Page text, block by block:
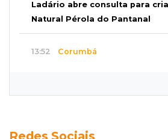
Ladário abre consulta para
Natural Pérola do Pantanal
13:52 Corumbá
Discord é investigado por
Redes Sociais